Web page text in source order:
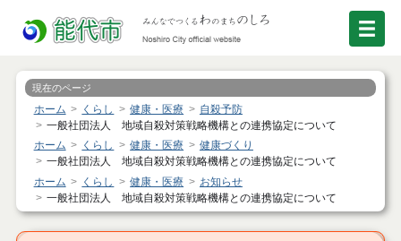
現在のページ
ホーム くらし 健康・医療
自殺予防
一般社団法人 地域自殺対策戦略機構との連携協定について
ホーム
くらし 健康・医療
健康づくり
一般社団法人 地域自殺対策戦略機構との連携協定について
ホーム
くらし 健康・医療
お知らせ
一般社団法人 地域自殺対策戦略機構との連携協定について